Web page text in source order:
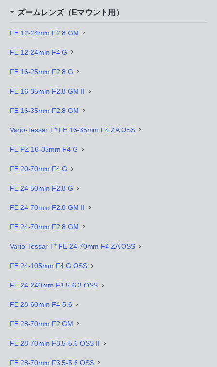
ズームレンズ（Eマウント用）
FE 12-24mm F2.8 GM
FE 12-24mm F4 G
FE 16-25mm F2.8 G
FE 16-35mm F2.8 GM II
FE 16-35mm F2.8 GM
Vario-Tessar T* FE 16-35mm F4 ZA OSS
FE PZ 16-35mm F4 G
FE 20-70mm F4 G
FE 24-50mm F2.8 G
FE 24-70mm F2.8 GM II
FE 24-70mm F2.8 GM
Vario-Tessar T* FE 24-70mm F4 ZA OSS
FE 24-105mm F4 G OSS
FE 24-240mm F3.5-6.3 OSS
FE 28-60mm F4-5.6
FE 28-70mm F2 GM
FE 28-70mm F3.5-5.6 OSS II
FE 28-70mm F3.5-5.6 OSS